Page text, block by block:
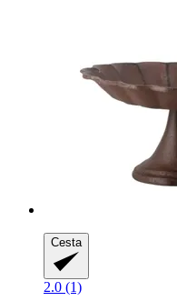
Cesta
2.0 (1)